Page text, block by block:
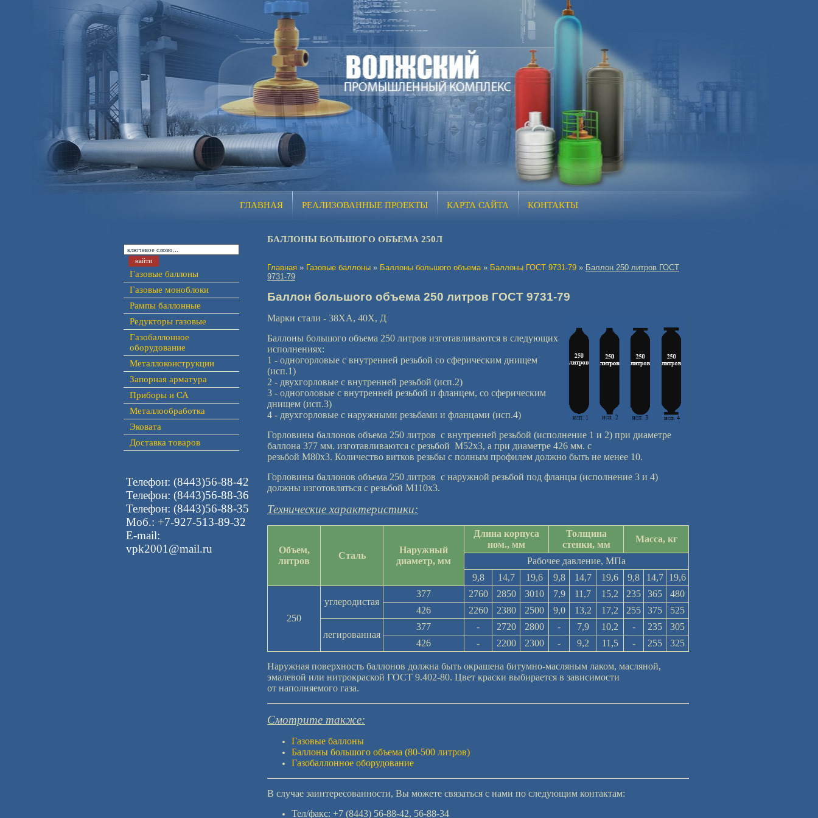
ГЛАВНАЯ РЕАЛИЗОВАННЫЕ ПРОЕКТЫ КАРТА САЙТА КОНТАКТЫ
Газовые баллоны
Газовые моноблоки
Рампы баллонные
Редукторы газовые
Газобаллонное
оборудование
Металлоконструкции
Запорная арматура
Приборы и СА
Металлообработка
Эковата
Доставка товаров
Телефон: (8443)56-88-42
Телефон: (8443)56-88-36
Телефон: (8443)56-88-35
Моб.: +7-927-513-89-32
E-mail:
vpk2001@mail.ru
БАЛЛОНЫ БОЛЬШОГО ОБЪЕМА 250Л
Главная » Газовые баллоны » Баллоны большого объема » Баллоны ГОСТ 9731-79 » Баллон 250 литров ГОСТ
9731-79
Баллон большого объема 250 литров ГОСТ 9731-79
Марки стали - 38ХА, 40Х, Д
Баллоны большого объема 250 литров изготавливаются в следующих
исполнениях:
1 - одногорловые с внутренней резьбой со сферическим днищем
(исп.1)
2 - двухгорловые с внутренней резьбой (исп.2)
3 - одноголовые с внутренней резьбой и фланцем, со сферическим
днищем (исп.3)
4 - двухгорловые с наружными резьбами и фланцами (исп.4)
Горловины баллонов объема 250 литров с внутренней резьбой (исполнение 1 и 2) при диаметре
баллона 377 мм. изготавливаются с резьбой М52х3, а при диаметре 426 мм. с
резьбой М80х3. Количество витков резьбы с полным профилем должно быть не менее 10.
Горловины баллонов объема 250 литров с наружной резьбой под фланцы (исполнение 3 и 4)
должны изготовляться с резьбой М110х3.
Технические характеристики:
Объем,
литров
Сталь
Наружный
диаметр, мм
Длина корпуса
ном., мм
Толщина
стенки, мм
Масса, кг
Рабочее давление, МПа
9,8
14,7 19,6 9,8 14,7 19,6 9,8 14,7 19,6
250
углеродистая
377 2760 2850 3010 7,9 11,7 15,2 235 365
480
426
2260 2380 2500 9,0 13,2 17,2 255 375 525
легированная
377 - 2720 2800 - 7,9 10,2 - 235
305
426
- 2200 2300 - 9,2 11,5 - 255 325
Наружная поверхность баллонов должна быть окрашена битумно-масляным лаком, масляной,
эмалевой или нитрокраской ГОСТ 9.402-80. Цвет краски выбирается в зависимости
от наполняемого газа.
Смотрите также:
Газовые баллоны
Баллоны большого объема (80-500 литров)
Газобаллонное оборудование
В случае заинтересованности, Вы можете связаться с нами по следующим контактам:
Тел/факс: +7 (8443) 56-88-42, 56-88-34